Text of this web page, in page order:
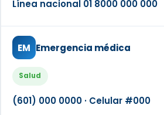
Línea nacional 01 8000 000 000
EM Emergencia médica
Salud
(601) 000 0000 · Celular #000